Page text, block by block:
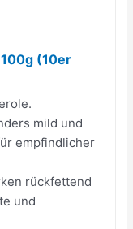
(10er
mild und
empfindlicher
rückfettend
und